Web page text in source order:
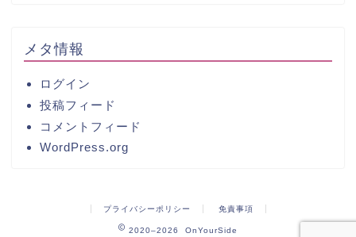
メタ情報
ログイン
投稿フィード
コメントフィード
WordPress.org
プライバシーポリシー 免責事項
2020–2026 OnYourSide